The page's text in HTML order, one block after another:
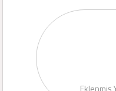
Eklenmiş